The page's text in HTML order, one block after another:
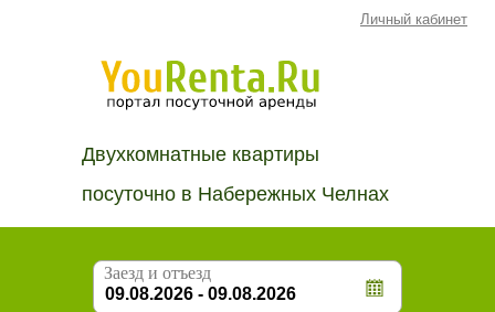
Личный кабинет
Двухкомнатные квартиры
посуточно в Набережных Челнах
Заезд и отъезд